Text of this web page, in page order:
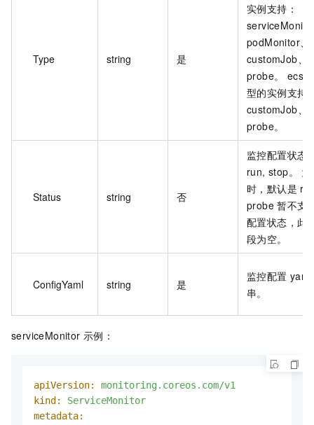
Type string 是
实例支持：
podMonitor、
customJob、
probe。 ecs
型的实例支持
customJob、
probe。
Status string 否
监控配置状态
run, stop。 为
时，默认是
probe 暂不支
配置状态，此
段为空。
ConfigYaml string 是
监控配置 yaml
串。
serviceMonitor 示例：
apiVersion:
monitoring.coreos.com/v1
kind:
ServiceMonitor
metadata: